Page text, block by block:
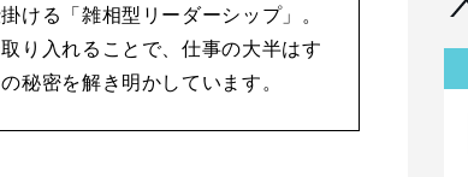
ける「雑相型リーダーシップ」。
り入れることで、仕事の大半はす
秘密を解き明かしています。